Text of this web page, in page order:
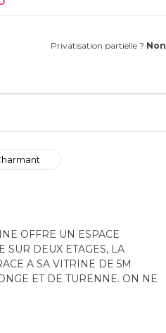
Privatisation partielle ? Non
OFFRE UN ESPACE
SUR DEUX ETAGES, LA
A SA VITRINE DE 5M
ET DE TURENNE. ON NE
AU STYLE
SON PARQUET D’EPOQUE